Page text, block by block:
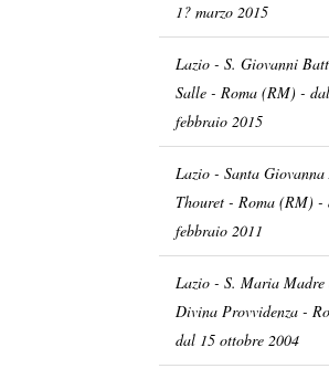
1? marzo 2015
Lazio - S. Giovanni
Salle - Roma (RM) -
febbraio 2015
Lazio - Santa
Thouret - Roma (RM) -
febbraio 2011
Lazio - S. Maria Madre
Divina Provvidenza -
dal 15 ottobre 2004